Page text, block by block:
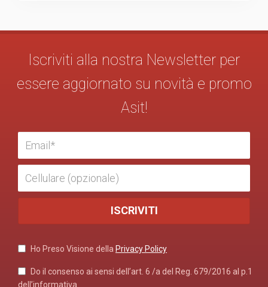
Iscriviti alla nostra Newsletter per
essere aggiornato su novità e promo
Asit!
Ho Preso Visione della Privacy Policy
Do il consenso ai sensi dell’art. 6 /a del Reg. 679/2016 al p.1
dell’informativa